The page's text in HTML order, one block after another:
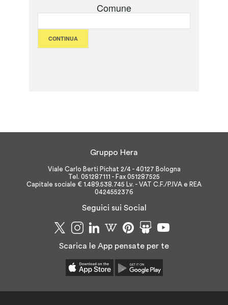
Comune
Gruppo Hera
Viale Carlo Berti Pichat 2/4 - 40127 Bologna
Tel. 051287111 - Fax 051287525
Capitale sociale € 1.489.538.745 Lv. - VAT C.F./P.IVA e REA
0424552376
Seguici sui Social
Scarica le App pensate per te